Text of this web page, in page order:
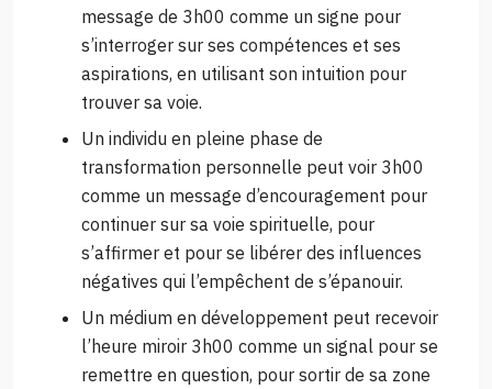
message de 3h00 comme un signe pour
s’interroger sur ses compétences et ses
aspirations, en utilisant son intuition pour
trouver sa voie.
Un individu en pleine phase de
transformation personnelle peut voir 3h00
comme un message d’encouragement pour
continuer sur sa voie spirituelle, pour
s’affirmer et pour se libérer des influences
négatives qui l’empêchent de s’épanouir.
Un médium en développement peut recevoir
l’heure miroir 3h00 comme un signal pour se
remettre en question, pour sortir de sa zone